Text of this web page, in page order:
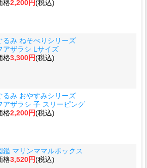
格2,200円(税込)
るみ ねそべりシリーズ
アザラシ Lサイズ
格3,300円(税込)
るみ おやすみシリーズ
アザラシ 子 スリーピング
格2,200円(税込)
鑑 マリンママルボックス
格3,520円(税込)